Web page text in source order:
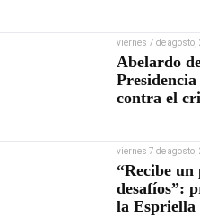
viernes 7 de agosto,
Abelardo
contra el
viernes 7 de agosto,
“Recibe un
desafíos”:
la Espriella